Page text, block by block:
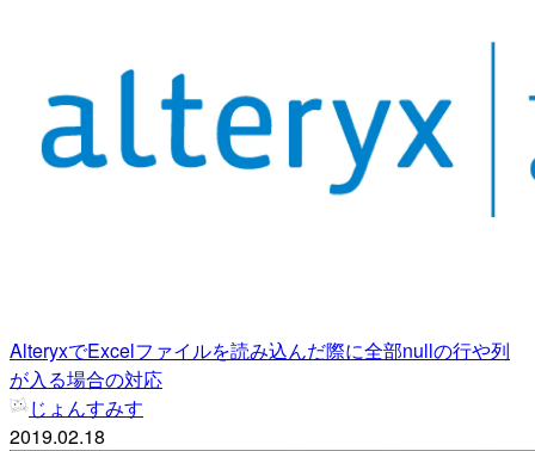
AlteryxでExcelファイルを読み込んだ際に全部nullの行や列
が入る場合の対応
じょんすみす
2019.02.18